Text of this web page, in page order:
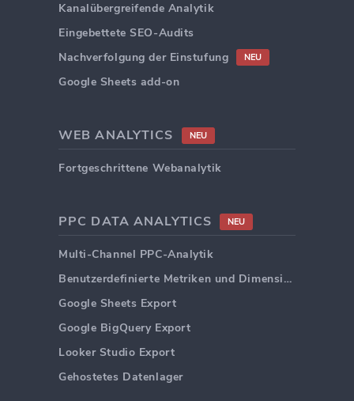
Kanalübergreifende Analytik
Eingebettete SEO-Audits
Nachverfolgung der Einstufung
NEU
Google Sheets add-on
WEB ANALYTICS NEU
Fortgeschrittene Webanalytik
PPC DATA ANALYTICS NEU
Multi-Channel PPC-Analytik
Benutzerdefinierte Metriken und Dimensionen
Google Sheets Export
Google BigQuery Export
Looker Studio Export
Gehostetes Datenlager